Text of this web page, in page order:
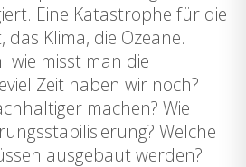
Eine Katastrophe für die
das Klima, die Ozeane.
wie misst man die
Zeit haben wir noch?
machen? Wie
Welche
ausgebaut werden?